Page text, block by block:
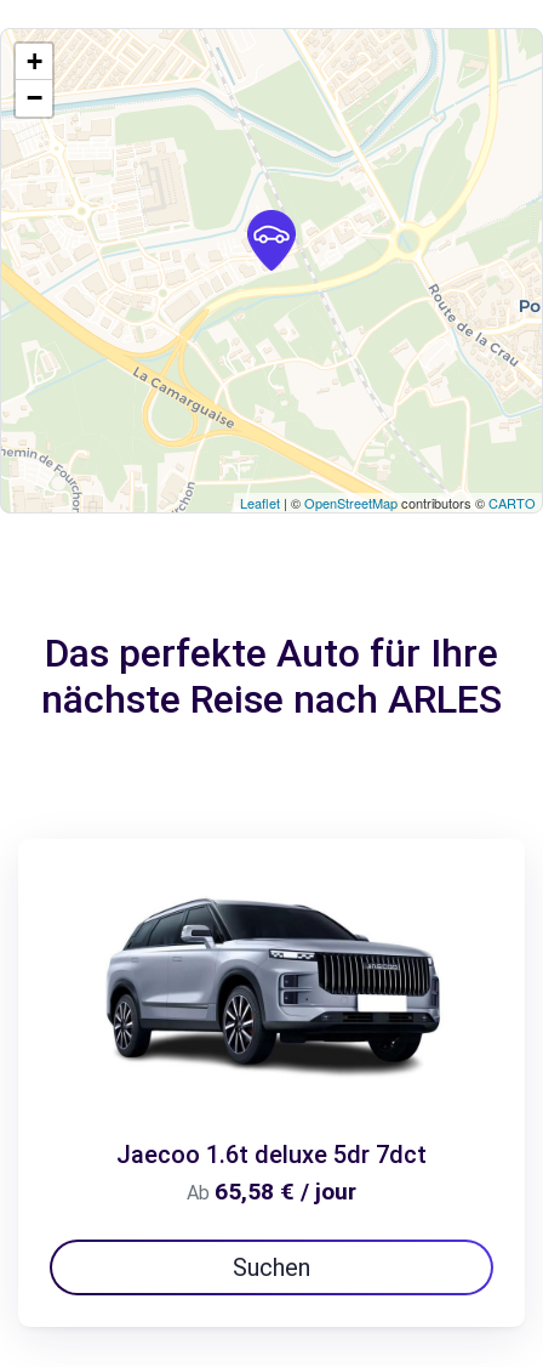
+
−
Leaflet | ©OpenStreetMapcontributors ©CARTO
Das perfekte Auto für Ihre
nächste Reise nach ARLES
Jaecoo 1.6t deluxe 5dr 7dct
Ab 65,58 € / jour
Suchen